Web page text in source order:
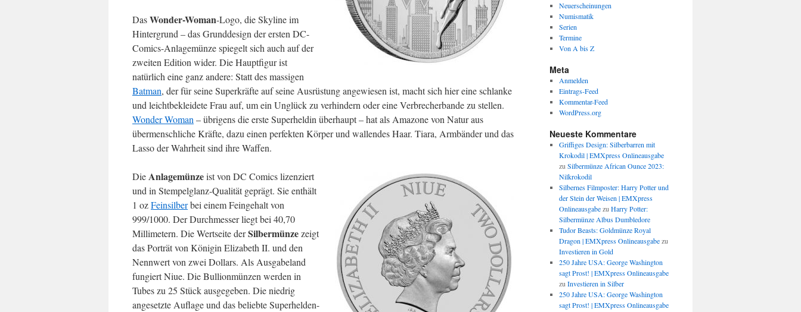
DasWonder-Woman-Logo, die Skyline im
Hintergrund – das Grunddesign der ersten DC-
Comics-Anlagemünze spiegelt sich auch auf der
zweiten Edition wider. Die Hauptfigur ist
natürlich eine ganz andere: Statt des massigen
Batman, der für seine Superkräfte auf seine Ausrüstung angewiesen ist, macht sich hier eine schlanke
und leichtbekleidete Frau auf, um ein Unglück zu verhindern oder eine Verbrecherbande zu stellen.
Wonder Woman – übrigens die erste Superheldin überhaupt – hat als Amazone von Natur aus
übermenschliche Kräfte, dazu einen perfekten Körper und wallendes Haar. Tiara, Armbänder und das
Lasso der Wahrheit sind ihre Waffen.
DieAnlagemünzeist von DC Comics lizenziert
und in Stempelglanz-Qualität geprägt. Sie enthält
1 ozFeinsilberbei einem Feingehalt von
999/1000. Der Durchmesser liegt bei 40,70
Millimetern. Die Wertseite derSilbermünzezeigt
das Porträt von Königin Elizabeth II. und den
Nennwert von zwei Dollars. Als Ausgabeland
fungiert Niue. Die Bullionmünzen werden in
Tubes zu 25 Stück ausgegeben. Die niedrig
angesetzte Auflage und das beliebte Superhelden-
Neuerscheinungen
Numismatik
Serien
Termine
Von A bis Z
Meta
Anmelden
Eintrags-Feed
Kommentar-Feed
WordPress.org
Neueste Kommentare
Griffiges Design: Silberbarren mit
Krokodil | EMXpress Onlineausgabe
zu Silbermünze African Ounce 2023:
Nilkrokodil
Silbernes Filmposter: Harry Potter und
der Stein der Weisen | EMXpress
Onlineausgabezu Harry Potter:
Silbermünze Albus Dumbledore
Tudor Beasts: Goldmünze Royal
Dragon | EMXpress Onlineausgabezu
Investieren in Gold
250 Jahre USA: George Washington
sagt Prost! | EMXpress Onlineausgabe
zu Investieren in Silber
250 Jahre USA: George Washington
sagt Prost! | EMXpress Onlineausgabe